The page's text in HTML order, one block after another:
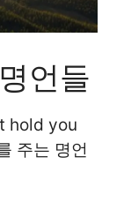
언들
hold you
주는 명언